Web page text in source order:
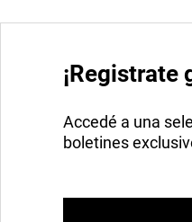
¡Registrate
Accedé a una
boletines